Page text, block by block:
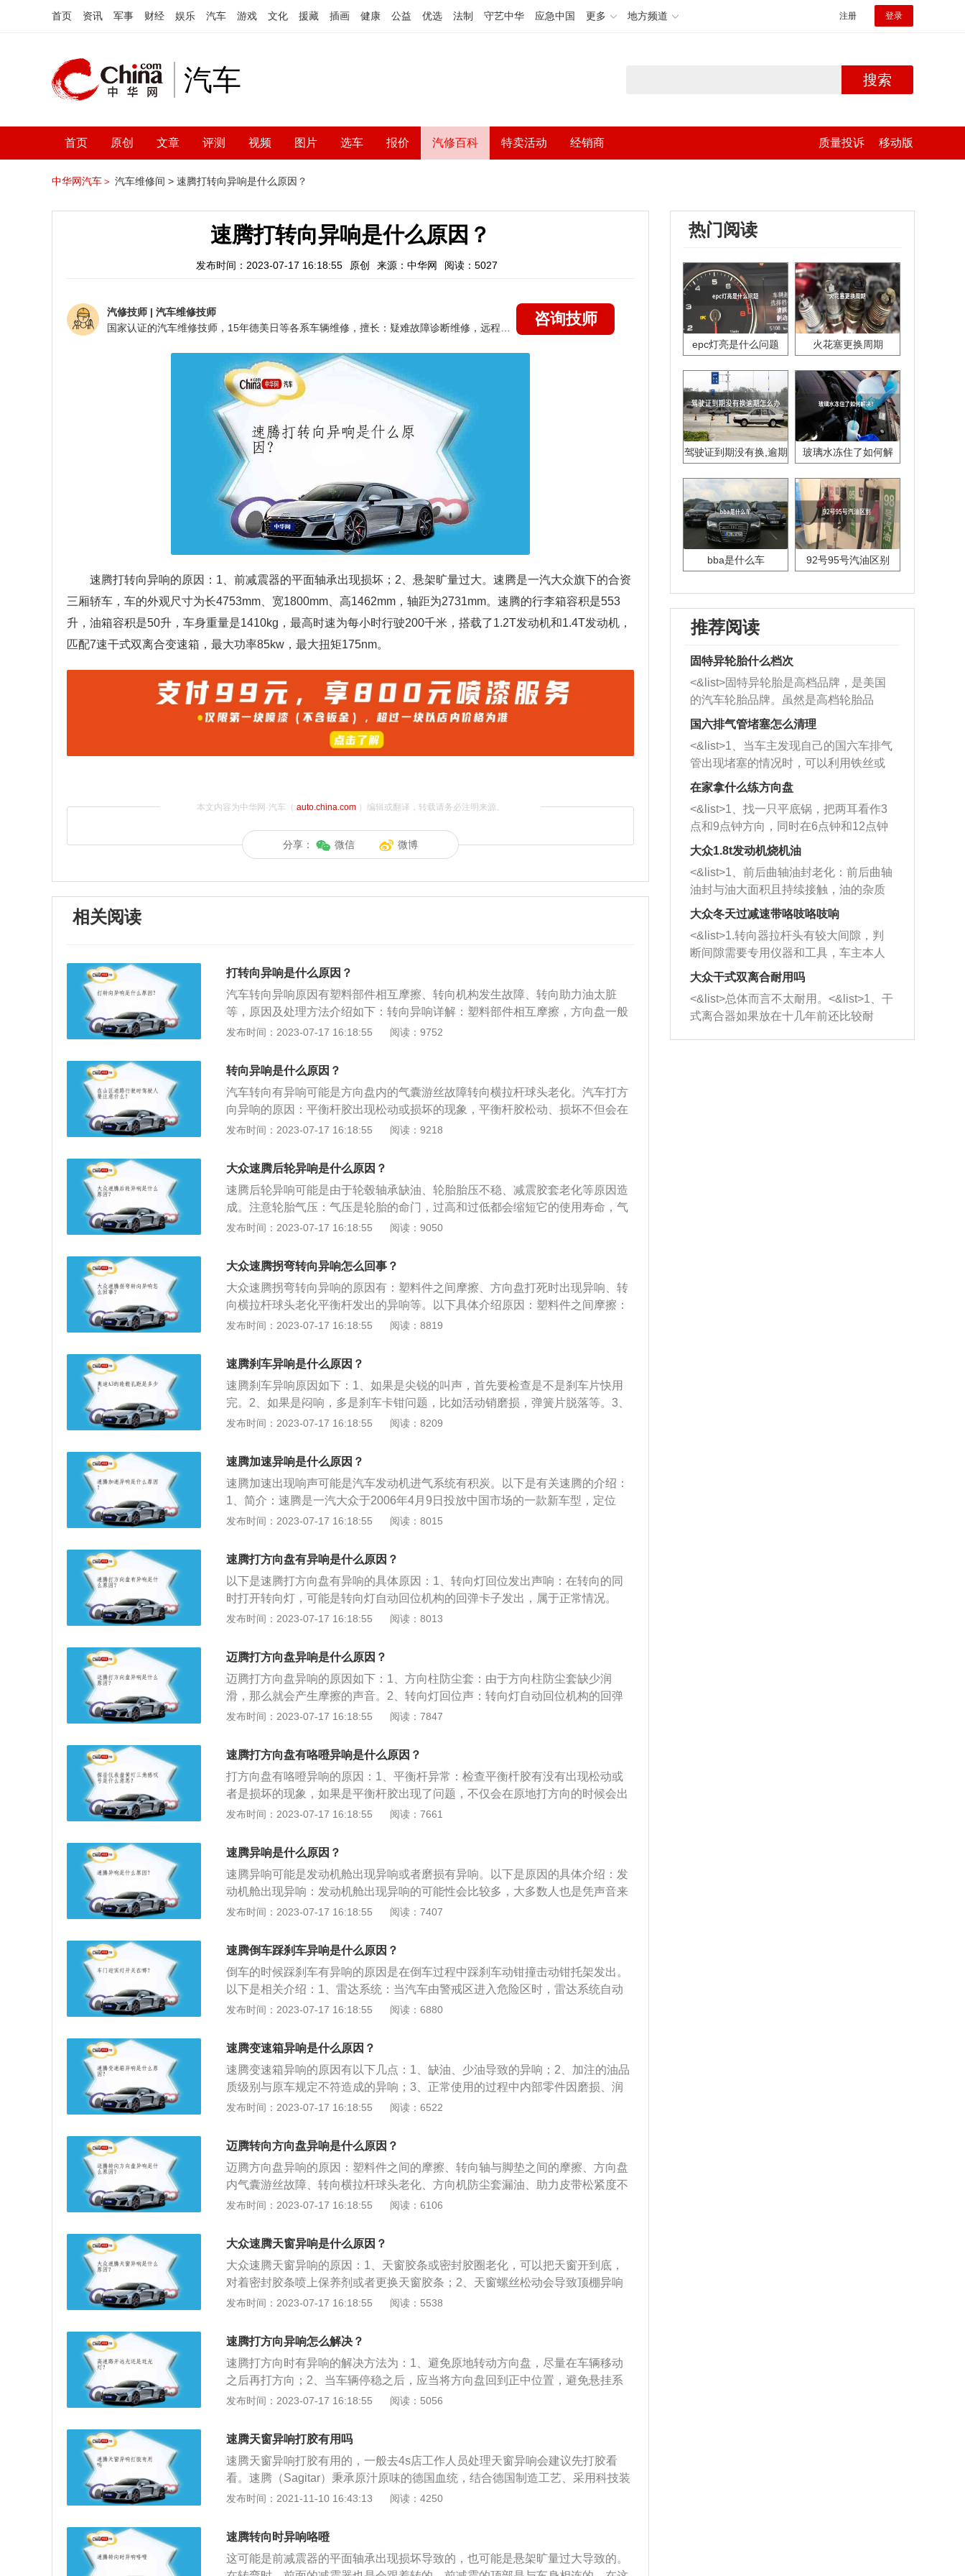
首页 资讯 军事 财经 娱乐 汽车 游戏 文化 援藏 插画 健康 公益 优选 法制 守艺中华 应急中国 更多 地方频道 注册 登录
汽车 搜索
首页 原创 文章 评测 视频 图片 选车 报价 汽修百科 特卖活动 经销商 质量投诉 移动版
中华网汽车＞ 汽车维修间 > 速腾打转向异响是什么原因？
速腾打转向异响是什么原因？
发布时间：2023-07-17 16:18:55 原创 来源：中华网 阅读：5027
汽修技师 | 汽车维修技师
咨询技师
速腾打转向异响的原因：1、前减震器的平面轴承出现损坏；2、悬架旷量过大。速腾是一汽大众旗下的合资
三厢轿车，车的外观尺寸为长4753mm、宽1800mm、高1462mm，轴距为2731mm。速腾的行李箱容积是553
升，油箱容积是50升，车身重量是1410kg，最高时速为每小时行驶200千米，搭载了1.2T发动机和1.4T发动机，
匹配7速干式双离合变速箱，最大功率85kw，最大扭矩175nm。
本文内容为中华网·汽车（ auto.china.com）编辑或翻译，转载请务必注明来源。
分享： 微信 微博
相关阅读
打转向异响是什么原因？
汽车转向异响原因有塑料部件相互摩擦、转向机构发生故障、转向助力油太脏
等，原因及处理方法介绍如下：转向异响详解：塑料部件相互摩擦，方向盘一般
都是塑料部件，如果加上温度变冷，塑料就会变硬，自然就产生摩擦声。转向机
力油太脏，若助力油过脏，会使助力系统压力增大，助力泵发出“嗡嗡”的异响。
汽车转向异响的处理方式：更换转向机；及时更换转向助力油。
发布时间：2023-07-17 16:18:55 阅读：9752
转向异响是什么原因？
汽车转向有异响可能是方向盘内的气囊游丝故障转向横拉杆球头老化。汽车打方
向异响的原因：平衡杆胶出现松动或损坏的现象，平衡杆胶松动、损坏不但会在
打方向时响，在过不平路面时也会发出响声，平衡杆胶松动是可以通过加垫片的
生轻度的位移，使四轮定位数据产生误差，会导致轮胎偏磨，甚至方向跑偏。应
尽快到附近修理厂处理故障，以免造成更大的损失。需要注意的是，在将底盘故
障处理后，需要重新做四轮定位，不然故障依旧。若球头松旷量过大，在受到负
载冲击时，会导致与球头连接的拉杆和支臂断裂甚至脱落的情况发生。
发布时间：2023-07-17 16:18:55 阅读：9218
大众速腾后轮异响是什么原因？
速腾后轮异响可能是由于轮毂轴承缺油、轮胎胎压不稳、减震胶套老化等原因造
成。注意轮胎气压：气压是轮胎的命门，过高和过低都会缩短它的使用寿命，气
压过低，则胎体变形增大，胎侧容易出现裂口，同时产生屈挠运动，导致过度生
大加速胎肩磨损。气压过高，会使轮胎帘线受到过度的伸张变形，胎体弹性下
降，使汽车在行驶中受到的负荷增大；定期检查前轮定位：前轮定位对轮胎的使
用寿命影响较大，以前轮前束和前轮外倾为主要因素，前轮外倾主要会加速胎肩
的磨损即偏磨；前轮前束过小过大主要是加速轮胎内外侧的磨损。
发布时间：2023-07-17 16:18:55 阅读：9050
大众速腾拐弯转向异响怎么回事？
大众速腾拐弯转向异响的原因有：塑料件之间摩擦、方向盘打死时出现异响、转
向横拉杆球头老化平衡杆发出的异响等。以下具体介绍原因：塑料件之间摩擦：
因为方向盘通常都是塑料件组成，如果加上气温变冷，塑料会变硬，自然有可能
概率是因为方向盘里的气囊游丝造成。转向横拉杆球头老化：如果转向横拉杆球
头老化，那么就会造成汽车方向盘抖动和声响的情况，这种情况通常都是更换转
向横拉杆球头，并且在更换后进行四轮定位。
发布时间：2023-07-17 16:18:55 阅读：8819
速腾刹车异响是什么原因？
速腾刹车异响原因如下：1、如果是尖锐的叫声，首先要检查是不是刹车片快用
完。2、如果是闷响，多是刹车卡钳问题，比如活动销磨损，弹簧片脱落等。3、
如果是丝丝叫，那么卡钳，刹车碟，刹车片都可能有问题。果响声是持续，首先
出异响。再检查片与碟之间有没有卡进异物。如果是新片，那要看刹车碟有没有
起槽，因为局部摩擦会导致异响。如果碟没有问题那要考虑刹车片是不是太硬，
或者是消音片安装错误。
发布时间：2023-07-17 16:18:55 阅读：8209
速腾加速异响是什么原因？
速腾加速出现响声可能是汽车发动机进气系统有积炭。以下是有关速腾的介绍：
1、简介：速腾是一汽大众于2006年4月9日投放中国市场的一款新车型，定位
为“德系高性能轿车”。速腾是以德国大众在北美地区销售的第五代jetta为原型开
如出一辙。3、品牌：中国市场的“Sagitar”是个全新的名字，这个名字在全球其他
地方都找不到，可以说是大众专为中国而“发明”目的就是和仍存在于市场上的两
个“先辈”——捷达和宝来区分开来。
发布时间：2023-07-17 16:18:55 阅读：8015
速腾打方向盘有异响是什么原因？
以下是速腾打方向盘有异响的具体原因：1、转向灯回位发出声响：在转向的同
时打开转向灯，可能是转向灯自动回位机构的回弹卡子发出，属于正常情况。
2、方向柱防尘套发出声响：异响从方向盘下方传来，可能是方向柱防尘套发出
些黄油即可。3、方向盘里传出异响：方向盘里的气囊游丝造成，拆下方向盘气
囊游丝涂抹黄油即可。注意拆卸方向盘时拔掉安全气囊保险丝，以免安全气囊弹
出。４、平衡杆发出异响：平衡杆胶出现松动或损坏的现象，平衡杆胶松动、损
坏不但会在打方向时响，在过不平路面时也会发出响声，平衡杆胶松动可以加垫
片。
发布时间：2023-07-17 16:18:55 阅读：8013
迈腾打方向盘异响是什么原因？
迈腾打方向盘异响的原因如下：1、方向柱防尘套：由于方向柱防尘套缺少润
滑，那么就会产生摩擦的声音。2、转向灯回位声：转向灯自动回位机构的回弹
卡子发出的声音。3、气囊游丝损坏：异响从方向盘里传出，那么问题很大概率
果还响就是气囊游丝损坏。4、减震器损坏：异响来源在车外，有可能是减震器
的平面轴承缺油发出的声音，打开车头盖听一下声音是不是从减震器顶座的位置
发出，这样就知道是不是减震器的平面轴承发出的声音，减震器的平面轴承发
响，可以在平面轴承上涂些黄油，如果涂后还是响，就只能进行更换。
发布时间：2023-07-17 16:18:55 阅读：7847
速腾打方向盘有咯噔异响是什么原因？
打方向盘有咯噔异响的原因：1、平衡杆异常：检查平衡杄胶有没有出现松动或
者是损坏的现象，如果是平衡杆胶出现了问题，不仅会在原地打方向的时候会出
现噔咯噔的声音，在开车的时候也会发出一些异响，如果发现平衡杄胶损坏就要
会出现摩擦现象，同时伴随着异响。3、转向横拉杆球头老化：如果是因为转向
横拉杆球头老化造成的方向盘异响，还会出现方向盘抖动的现象，如果遇到这样
的情况，可以更换新的转向横杆球头，更换结束之后需要做四轮定位。
发布时间：2023-07-17 16:18:55 阅读：7661
速腾异响是什么原因？
速腾异响可能是发动机舱出现异响或者磨损有异响。以下是原因的具体介绍：发
动机舱出现异响：发动机舱出现异响的可能性会比较多，大多数人也是凭声音来
源判断出来是发动机舱的异响，通常会是金属刺耳声或是风啸式的异响。解决办
磨损过甚或装配、调整不当所引起。有些异响尚可预告发动机将可能发生事故性
损伤，因而当发动机出现异响时，应及时修理，防止故障扩大。需要提醒的是，
如果是发动机内的异响，车主多半是无法自行解决，最好送厂检修。汽车磨损出
现异响：在开车踩油门或刹车时总有车身某部位的一些异响，声音并不大，并且
也不影响正常驾驶。解决办法：车门异响主要是缺少润滑引起，但是要判断是车
链或者限位器，可以使用专用的车门铰链与滑道润滑脂，而车门内部的玻璃升降
器、门锁机构、拉手机构等润滑则使用专用的车门附件润滑脂。品牌选择上尽量
选用4S店常用品牌，如德国玛蒂、克鲁伯、虎头HOTOLUBE、福斯等。不宜采
发布时间：2023-07-17 16:18:55 阅读：7407
速腾倒车踩刹车异响是什么原因？
倒车的时候踩刹车有异响的原因是在倒车过程中踩刹车动钳撞击动钳托架发出。
以下是相关介绍：1、雷达系统：当汽车由警戒区进入危险区时，雷达系统自动
启动刹车装置，控制汽车后退。其原理就是在普通倒车雷达的基础上，增加了一
发出控制信号，刹车伺服器立即启动自动控制汽车停止后退，达到安全倒车。
2、踩刹车：向前行驶并踩刹车时与制动托架下部连接部位没有“游动间隙”，所
以，不会出现响声，当倒车踩刹车时制动钳上提，并撞击上部托架产生异响。
发布时间：2023-07-17 16:18:55 阅读：6880
速腾变速箱异响是什么原因？
速腾变速箱异响的原因有以下几点：1、缺油、少油导致的异响；2、加注的油品
质级别与原车规定不符造成的异响；3、正常使用的过程中内部零件因磨损、润
滑不良、部件质量等原因使各部件间隙增大、损伤等情况引发的异响。全新一代
迈腾的豪华风范。全系标配了远近光一体式设计LED头灯，高配车型更带有独特
的中网氛围灯设计，和MDFS智能动态大灯辅助系统、AFS大灯随动转向系统，
档次相当出众。
发布时间：2023-07-17 16:18:55 阅读：6522
迈腾转向方向盘异响是什么原因？
迈腾方向盘异响的原因：塑料件之间的摩擦、转向轴与脚垫之间的摩擦、方向盘
内气囊游丝故障、转向横拉杆球头老化、方向机防尘套漏油、助力皮带松紧度不
当或老化等，建议去当地4S店或维修店查找原因。以下是具体介绍：1.当转向横
位。2.当方向机防尘套漏油造成异响时，需要更换防尘套或者重新使用黄油润
发布时间：2023-07-17 16:18:55 阅读：6106
大众速腾天窗异响是什么原因？
大众速腾天窗异响的原因：1、天窗胶条或密封胶圈老化，可以把天窗开到底，
对着密封胶条喷上保养剂或者更换天窗胶条；2、天窗螺丝松动会导致顶棚异响
和天窗异响，甚至存在天窗脱落隐患，可以找到天窗螺丝，拧紧即可。速腾是一
轿车，定位为“德系高性能轿车”。在车身尺寸方面，速腾的长宽高分别为4753m
m、1800mm、1462mm，轴距为2731mm。
发布时间：2023-07-17 16:18:55 阅读：5538
速腾打方向异响怎么解决？
速腾打方向时有异响的解决方法为：1、避免原地转动方向盘，尽量在车辆移动
之后再打方向；2、当车辆停稳之后，应当将方向盘回到正中位置，避免悬挂系
统和轮胎承受负荷；3、需要调头的时候，尽量避免方向盘打到死点的位置。大
借精湛的工艺、严谨的制造、领先的科技，在中国已经赢得了多数忠实用户的喜
发布时间：2023-07-17 16:18:55 阅读：5056
速腾天窗异响打胶有用吗
速腾天窗异响打胶有用的，一般去4s店工作人员处理天窗异响会建议先打胶看
看。速腾（Sagitar）秉承原汁原味的德国血统，结合德国制造工艺、采用科技装
备，以包豪斯设计为起点，将现代设计与质造经典结合，实现设计与工艺的完美
情、注重品质和品位、追求个性与创新的活力新锐，他们受过良好的教育，拥有
自己的主张，懂得欣赏高品质产品。能够享受生活，享受随风驰骋的乐趣。环抱
式中控台设计以驾驶者操作为考虑初衷，方便驾驶员在行车过程中操作控制面
发布时间：2021-11-10 16:43:13 阅读：4250
速腾转向时异响咯噔
这可能是前减震器的平面轴承出现损坏导致的，也可能是悬架旷量过大导致的。
热门阅读
epc灯亮是什么问题 火花塞更换周期
驾驶证到期没有换,逾期
玻璃水冻住了如何解
bba是什么车 92号95号汽油区别
推荐阅读
固特异轮胎什么档次
<&list>固特异轮胎是高档品牌，是美国
的汽车轮胎品牌。虽然是高档轮胎品
牌，但是中高低端的轮胎都有生产，这
也是为了更好的开拓市场。
国六排气管堵塞怎么清理
<&list>1、当车主发现自己的国六车排气
管出现堵塞的情况时，可以利用铁丝或
者是细棍，直接将杂物给取出来，如果
堵塞情况比较严重，也可以采取应急措
施。 <&list>2、直接利用木棍将所有的
杂物推到排气管里面的位置处，然后将
三元催化器拆解开，就可以将堵塞的东
西取出来。但如果是因为积碳过多引起
的堵塞，就需要将三元催化器泡在草酸
洗剂对堵塞的情况得到解决，将清洗剂
放在燃油箱中，与燃油混合后，车辆启
动时，就可以和汽油一起进入到燃烧
室，最后形成废气排出，就可以让三元
催化器得到清洗，排气管堵塞的情况就
能够得到解决。
在家拿什么练方向盘
<&list>1、找一只平底锅，把两耳看作3
点和9点钟方向，同时在6点钟和12点钟
方向做一个标记。 <&list>2、双手握住
一圈半的练习，往右同样也要打相同的
圈数。 <&list>3、最后强调要反复练
习，这样就可以形成肌肉记忆，在真实
驾驶车辆时，不需要记忆也能打好方
向。
大众1.8t发动机烧机油
<&list>1、前后曲轴油封老化：前后曲轴
油封与油大面积且持续接触，油的杂质
和发动机内持续温度变化使其密封效果
逐渐减弱，导致渗油或漏油。<&list>2、
活塞间隙过大：积碳会使活塞环与缸体
的间隙扩大，导致机油流入燃烧室中，
造成烧机油。<&list>3、机油粘度。使用
机油粘度过小的话，同样会有烧机油现
象，机油粘度过小具有很好的流动性，
大众冬天过减速带咯吱咯吱响
<&list>1.转向器拉杆头有较大间隙，判
断间隙需要专用仪器和工具，车主本人
无法制作，需要将车辆送到修理厂或4s
店；<&list>2.车辆半轴套管防尘罩破
裂，破裂后会出现漏油现象，使半轴磨
损严重，磨损的半轴容易损坏，产生异
响；<&list>3.稳定器的转向胶套和球头
大众干式双离合耐用吗
<&list>总体而言不太耐用。<&list>1、干
式离合器如果放在十几年前还比较耐